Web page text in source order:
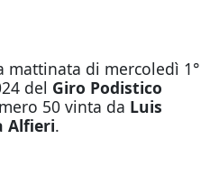
mattinata di mercoledì 1°
del Giro Podistico
50 vinta da Luis
Alfieri.